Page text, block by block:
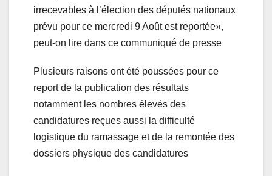
irrecevables à l’élection des députés nationaux
prévu pour ce mercredi 9 Août est reportée»,
peut-on lire dans ce communiqué de presse
Plusieurs raisons ont été poussées pour ce
report de la publication des résultats
notamment les nombres élevés des
candidatures reçues aussi la difficulté
logistique du ramassage et de la remontée des
dossiers physique des candidatures